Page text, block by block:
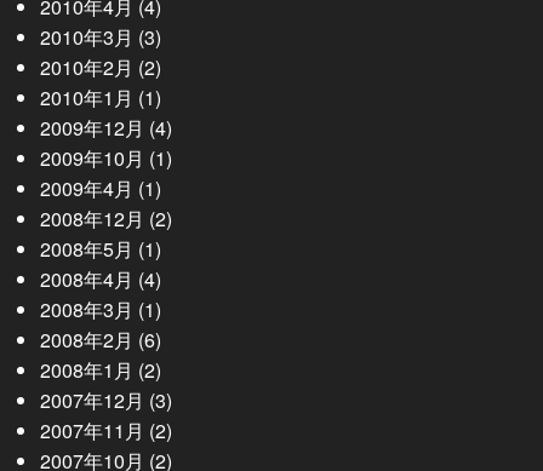
2010年4月 (4)
2010年3月 (3)
2010年2月 (2)
2010年1月 (1)
2009年12月 (4)
2009年10月 (1)
2009年4月 (1)
2008年12月 (2)
2008年5月 (1)
2008年4月 (4)
2008年3月 (1)
2008年2月 (6)
2008年1月 (2)
2007年12月 (3)
2007年11月 (2)
2007年10月 (2)